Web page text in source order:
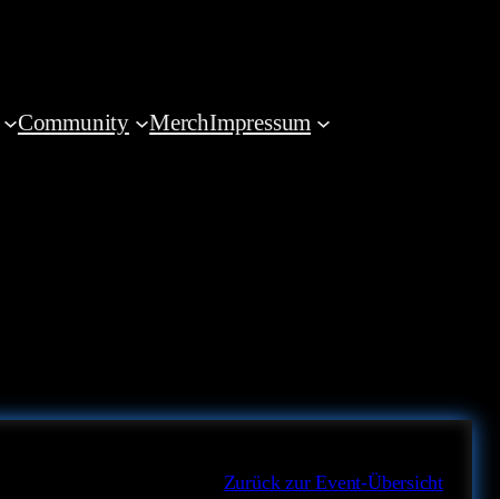
Community MerchImpressum
Zurück zur Event-Übersicht